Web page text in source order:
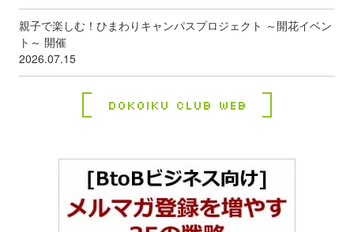
親子で楽しむ！ひまわりキャンパスプロジェクト ～開花イベン
ト～ 開催
2026.07.15
Dokoiku Club Web